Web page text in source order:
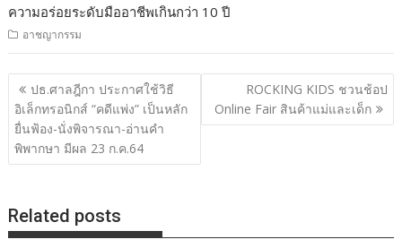
ความอร่อยระดับมืออาชีพเกินกว่า 10 ปี
อาชญากรรม
แนะแนว
เรื่อง
ปธ.ศาลฎีกา ประกาศใช้วิธี
อิเล็กทรอนิกส์ “คดีแพ่ง” เป็นหลัก
ยื่นฟ้อง-นั่งพิจารณา-อ่านคำ
พิพากษา มีผล 23 ก.ค.64
ROCKING KIDS ชวนช้อป
Online Fair สินค้าแม่และเด็ก
Related posts